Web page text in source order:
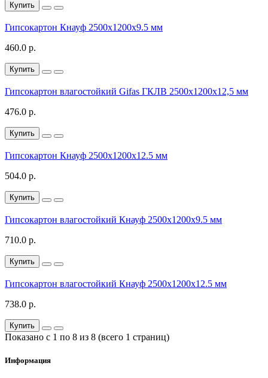
Купить
Гипсокартон Кнауф 2500х1200х9.5 мм
460.0 р.
Купить
Гипсокартон влагостойкий Gifas ГКЛВ 2500х1200х12,5 мм
476.0 р.
Купить
Гипсокартон Кнауф 2500х1200х12.5 мм
504.0 р.
Купить
Гипсокартон влагостойкий Кнауф 2500х1200х9.5 мм
710.0 р.
Купить
Гипсокартон влагостойкий Кнауф 2500х1200х12.5 мм
738.0 р.
Купить
Показано с 1 по 8 из 8 (всего 1 страниц)
Информация